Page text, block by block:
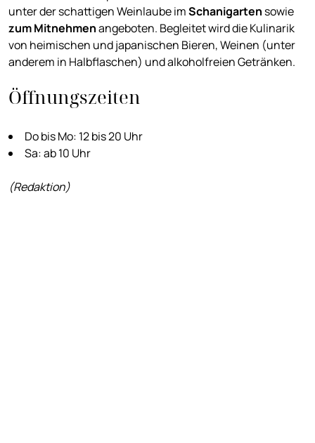
unter der schattigen Weinlaube imSchanigarten sowie
zum Mitnehmenangeboten. Begleitet wird die Kulinarik
von heimischen und japanischen Bieren, Weinen (unter
anderem in Halbflaschen) und alkoholfreien Getränken.
Öffnungszeiten
Do bis Mo: 12 bis 20 Uhr
Sa: ab 10 Uhr
(Redaktion)